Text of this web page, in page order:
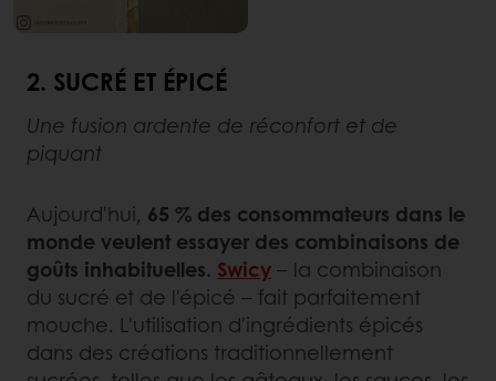
2. SUCRÉ ET ÉPICÉ
Une fusion ardente de réconfort et de
piquant
Aujourd'hui, 65 % des consommateurs dans le
monde veulent essayer des combinaisons de
goûts inhabituelles. Swicy– la combinaison
du sucré et de l'épicé – fait parfaitement
mouche. L'utilisation d'ingrédients épicés
dans des créations traditionnellement